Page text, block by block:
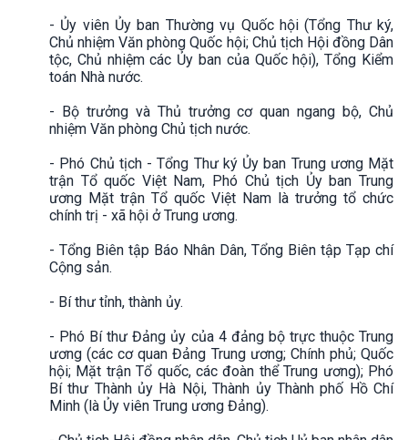
- Ủy viên Ủy ban Thường vụ Quốc hội (Tổng Thư ký,
Chủ nhiệm Văn phòng Quốc hội; Chủ tịch Hội đồng Dân
tộc, Chủ nhiệm các Ủy ban của Quốc hội), Tổng Kiểm
toán Nhà nước.
- Bộ trưởng và Thủ trưởng cơ quan ngang bộ, Chủ
nhiệm Văn phòng Chủ tịch nước.
- Phó Chủ tịch - Tổng Thư ký Ủy ban Trung ương Mặt
trận Tổ quốc Việt Nam, Phó Chủ tịch Ủy ban Trung
ương Mặt trận Tổ quốc Việt Nam là trưởng tổ chức
chính trị - xã hội ở Trung ương.
- Tổng Biên tập Báo Nhân Dân, Tổng Biên tập Tạp chí
Cộng sản.
- Bí thư tỉnh, thành ủy.
- Phó Bí thư Đảng ủy của 4 đảng bộ trực thuộc Trung
ương (các cơ quan Đảng Trung ương; Chính phủ; Quốc
hội; Mặt trận Tổ quốc, các đoàn thể Trung ương); Phó
Bí thư Thành ủy Hà Nội, Thành ủy Thành phố Hồ Chí
Minh (là Ủy viên Trung ương Đảng).